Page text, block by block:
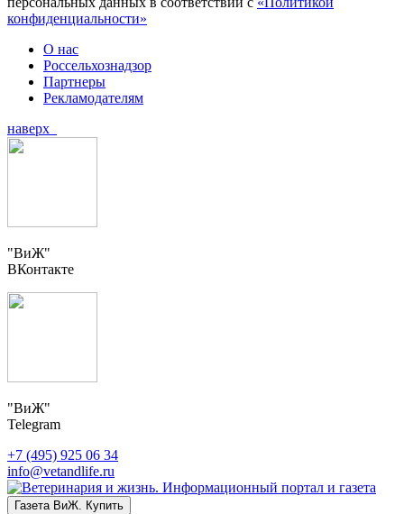
конфиденциальности»
О нас
Россельхознадзор
Партнеры
Рекламодателям
наверх
"ВиЖ"
ВКонтакте
"ВиЖ"
Telegram
+7 (495) 925 06 34
info@vetandlife.ru
Газета ВиЖ. Купить